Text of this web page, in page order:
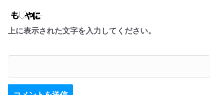
上に表示された文字を入力してください。